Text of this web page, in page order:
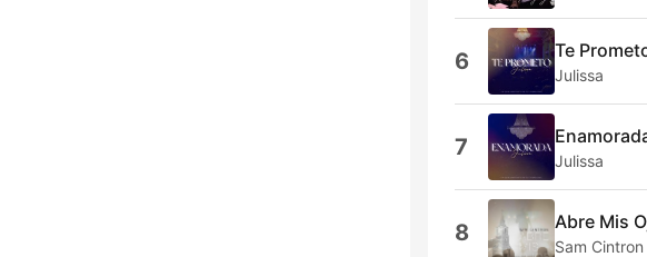
6 Te
Julissa
7 Julissa
8 Abre Mis
Sam Cintron